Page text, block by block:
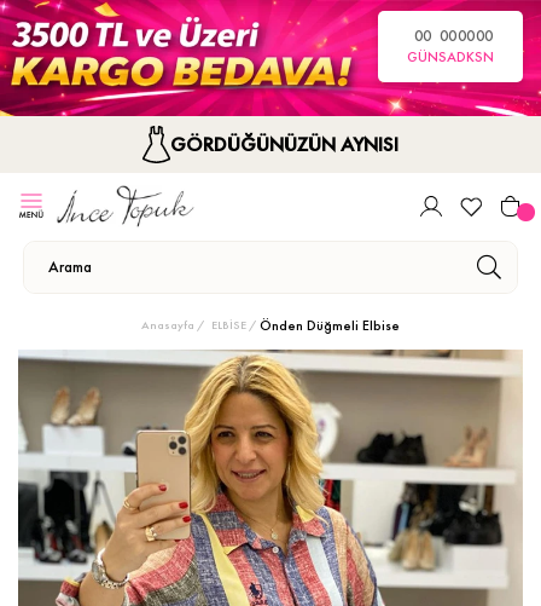
00
GÜN
00
SA
00
DK
00
SN
GÖRDÜĞÜNÜZÜN AYNISI
Anasayfa ELBİSE Önden Düğmeli Elbise